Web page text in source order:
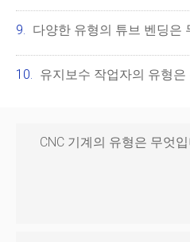
다양한 유형의 튜브 벤딩은
유지보수 작업자의 유형은
CNC 기계의 유형은 무엇